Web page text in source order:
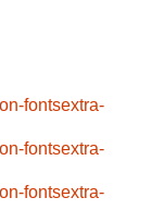
fontsextra-
fontsextra-
fontsextra-